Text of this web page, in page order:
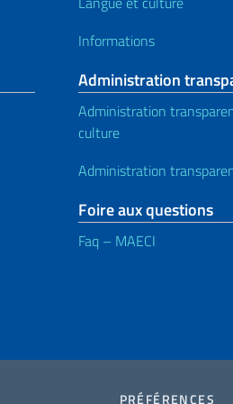
PRÉFÉRENCES
Informations
Administration
Administration
culture
Administration
Foire aux questions
Faq – MAECI
2026 Droits d'auteur Ministero degli Affari